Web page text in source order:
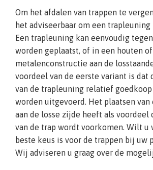
Om het afdalen van trappen te
het adviseerbaar om een
Een trapleuning kan eenvoudig
worden geplaatst, of in een houten of
metalenconstructie aan de
voordeel van de eerste variant is dat
van de trapleuning relatief goedkoop
worden uitgevoerd. Het plaatsen
aan de losse zijde heeft als voordeel
van de trap wordt voorkomen. Wilt u
beste keus is voor de trappen bij uw
Wij adviseren u graag over de